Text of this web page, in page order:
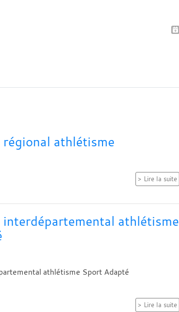
athlétisme
Lire la suite
athlétisme
athlétisme Sport Adapté
Lire la suite